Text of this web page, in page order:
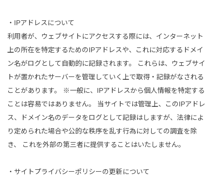
・IPアドレスについて
利用者が、ウェブサイトにアクセスする際には、インターネット
上の所在を特定するためのIPアドレスや、これに対応するドメイ
ン名がログとして自動的に記録されます。 これらは、ウェブサイ
トが置かれたサーバーを管理していく上で取得・記録がなされる
ことがあります。 ※一般に、IPアドレスから個人情報を特定する
ことは容易ではありません。 当サイトでは管理上、このIPアドレ
ス、ドメイン名のデータをログとして記録はしますが、法律によ
り定められた場合や公的な秩序を乱す行為に対しての調査を除
き、 これを外部の第三者に提供することはいたしません。
・サイトプライバシーポリシーの更新について